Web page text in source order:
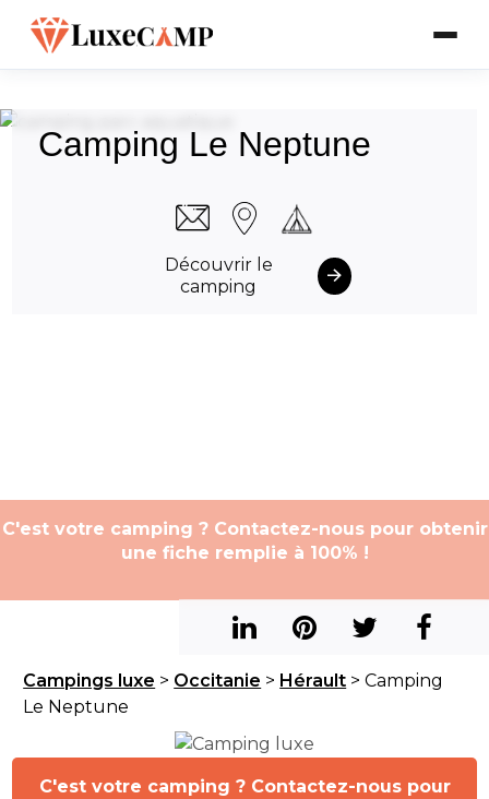
C'est votre camping ? Contactez-nous pour obtenir
une fiche remplie à 100% !
Camping Le Neptune
Découvrir le
camping
Campings luxe > Occitanie > Hérault > Camping
Le Neptune
C'est votre camping ? Contactez-nous pour